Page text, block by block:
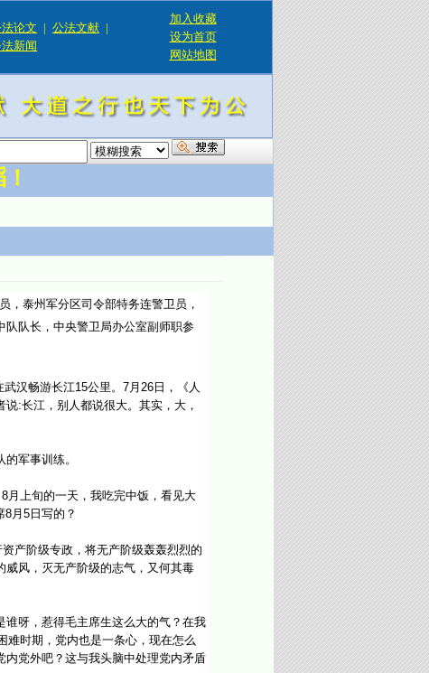
论文 | 公法文献 |
新闻
加入收藏
设为首页
网站地图
，泰州军分区司令部特务连警卫员，
队长，中央警卫局办公室副师职参
汉畅游长江15公里。7月26日，《人
:长江，别人都说很大。其实，大，
军事训练。
上旬的一天，我吃完中饭，看见大
月5日写的？
产阶级专政，将无产阶级轰轰烈烈的
风，灭无产阶级的志气，又何其毒
呀，惹得毛主席生这么大的气？在我
难时期，党内也是一条心，现在怎么
党外吧？这与我头脑中处理党内矛盾